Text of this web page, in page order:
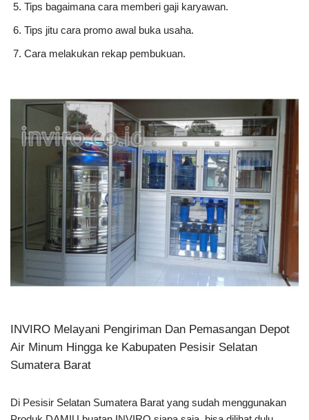
Tips bagaimana cara memberi gaji karyawan.
Tips jitu cara promo awal buka usaha.
Cara melakukan rekap pembukuan.
INVIRO Melayani Pengiriman Dan Pemasangan Depot
Air Minum Hingga ke Kabupaten Pesisir Selatan
Sumatera Barat
Di Pesisir Selatan Sumatera Barat yang sudah menggunakan